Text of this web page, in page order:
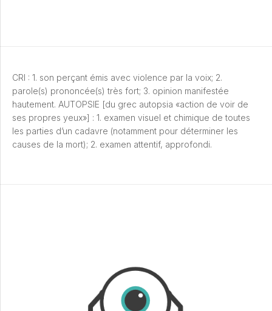
CRI : 1. son perçant émis avec violence par la voix; 2.
parole(s) prononcée(s) très fort; 3. opinion manifestée
hautement. AUTOPSIE [du grec autopsia «action de voir de
ses propres yeux»] : 1. examen visuel et chimique de toutes
les parties d’un cadavre (notamment pour déterminer les
causes de la mort); 2. examen attentif, approfondi.